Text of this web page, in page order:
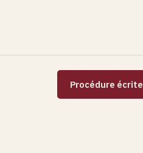
Procédure écrite